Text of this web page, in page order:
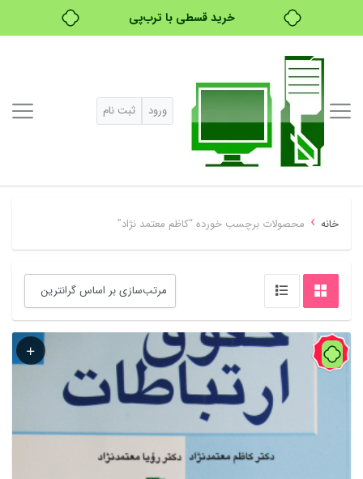
خرید قسطی با ترب‌پی
ورود ثبت نام
خانه › محصولات برچسب خورده “کاظم معتمد نژاد”
42%